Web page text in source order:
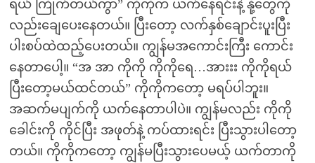
ရယ် ကြိုက်တယ်ကွာ” ကိုကိုက ယက်နေရင်းနဲ့ နို့တွေကို
လည်းချေပေးနေတယ်။ ပြီးတော့ လက်နှစ်ချောင်းပူးပြီး
ပါးစပ်ထဲထည့်ပေးတယ်။ ကျွန်မအကောင်းကြီး ကောင်း
နေတာပေါ့။ “အ အာ ကိုကို ကိုကိုရေ…အားးး ကိုကိုရယ်
ပြီးတော့မယ်ထင်တယ်” ကိုကိုကတော့ မရပ်ပါဘူး။
အဆက်မပျက်ကို ယက်နေတာပါပဲ။ ကျွန်မလည်း ကိုကို
ခေါင်းကို ကိုင်ပြီး အဖုတ်နဲ့ ကပ်ထားရင်း ပြီးသွားပါတော့
တယ်။ ကိုကိုကတော့ ကျွန်မပြီးသွားပေမယ့် ယက်တာကို